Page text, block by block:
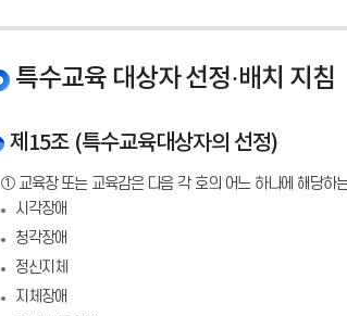
특수교육 대상자 선정·배치 지침
제15조 (특수교육대상자의 선정)
① 교육장 또는 교육감은 다음 각 호의 어느 하나에 해당하
시각장애
청각장애
정신지체
지체장애